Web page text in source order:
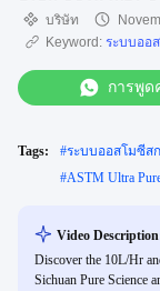
บริษัท
Keyword: ระบบออ
การพูด
Tags: #ระบบออสโมซีส
#ASTM Ultra
Video
Discover the 10L/Hr
Sichuan Pure Science